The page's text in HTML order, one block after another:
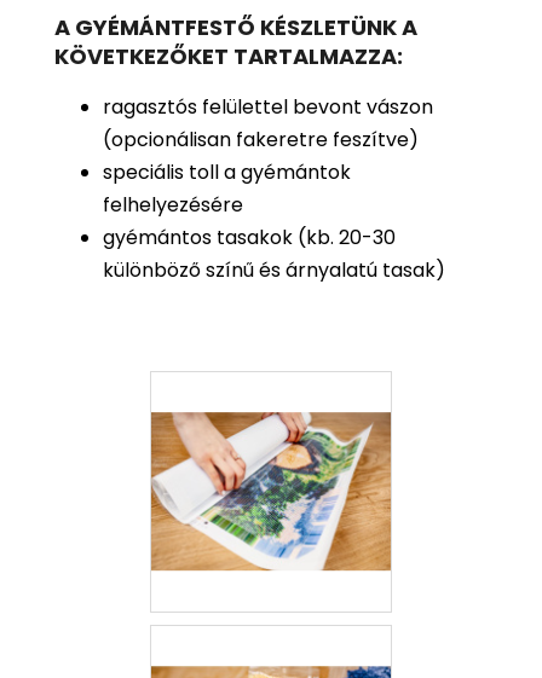
A GYÉMÁNTFESTŐ KÉSZLETÜNK A
KÖVETKEZŐKET TARTALMAZZA:
ragasztós felülettel bevont vászon
(opcionálisan fakeretre feszítve)
speciális toll a gyémántok
felhelyezésére
gyémántos tasakok (kb. 20-30
különböző színű és árnyalatú tasak)